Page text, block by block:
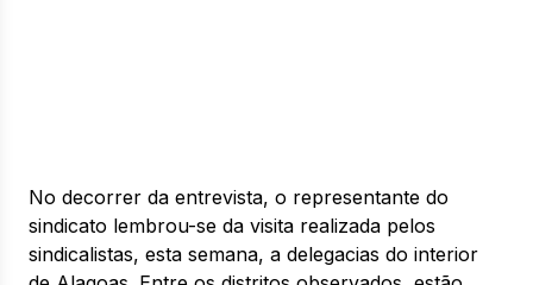
No decorrer da entrevista, o representante do
sindicato lembrou-se da visita realizada pelos
sindicalistas, esta semana, a delegacias do interior